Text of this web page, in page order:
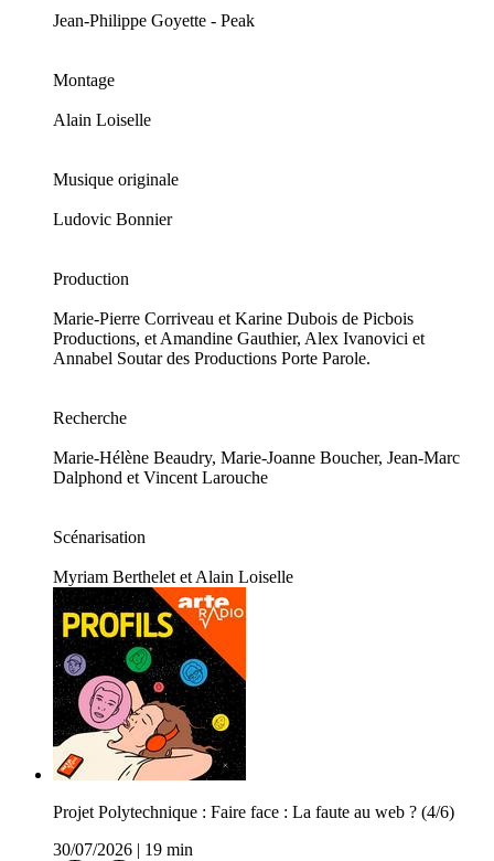
Jean-Philippe Goyette - Peak
Montage
Alain Loiselle
Musique originale
Ludovic Bonnier
Production
Marie-Pierre Corriveau et Karine Dubois de Picbois
Productions, et Amandine Gauthier, Alex Ivanovici et
Annabel Soutar des Productions Porte Parole.
Recherche
Marie-Hélène Beaudry, Marie-Joanne Boucher, Jean-Marc
Dalphond et Vincent Larouche
Scénarisation
Myriam Berthelet et Alain Loiselle
Projet Polytechnique : Faire face : La faute au web ? (4/6)
30/07/2026
19 min